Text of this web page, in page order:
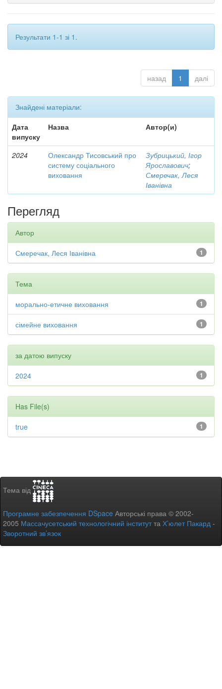
Результати 1-1 зі 1.
назад 1 далі
Знайдені матеріали:
Дата
випуску
Назва Автор(и)
2024
Олександр Тисовський про
систему соціального
виховання
Зубрицький, Ігор
Ярославович;
Смеречак, Леся
Іванівна
Перегляд
Автор
1
Смеречак, Леся Іванівна
Тема
1
морально-етичне виховання
1
сімейне виховання
за датою випуску
1
2024
Has File(s)
1
true
Тема від
Програмне забезпечення DSpace Авторські права © 2002-
2005 Массачусетський технологічний інститутта Х’юлет Пакард -
Зворотний зв’язок